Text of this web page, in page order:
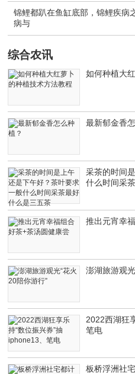
锦鲤都趴在鱼缸底部，锦鲤疾病
病与
综合农讯
如何种植大
最新郁金香
采茶的时间
什么时间采
推出元宵幸
澎湖旅游观
2022西湖狂
笔电
板桥浮洲社